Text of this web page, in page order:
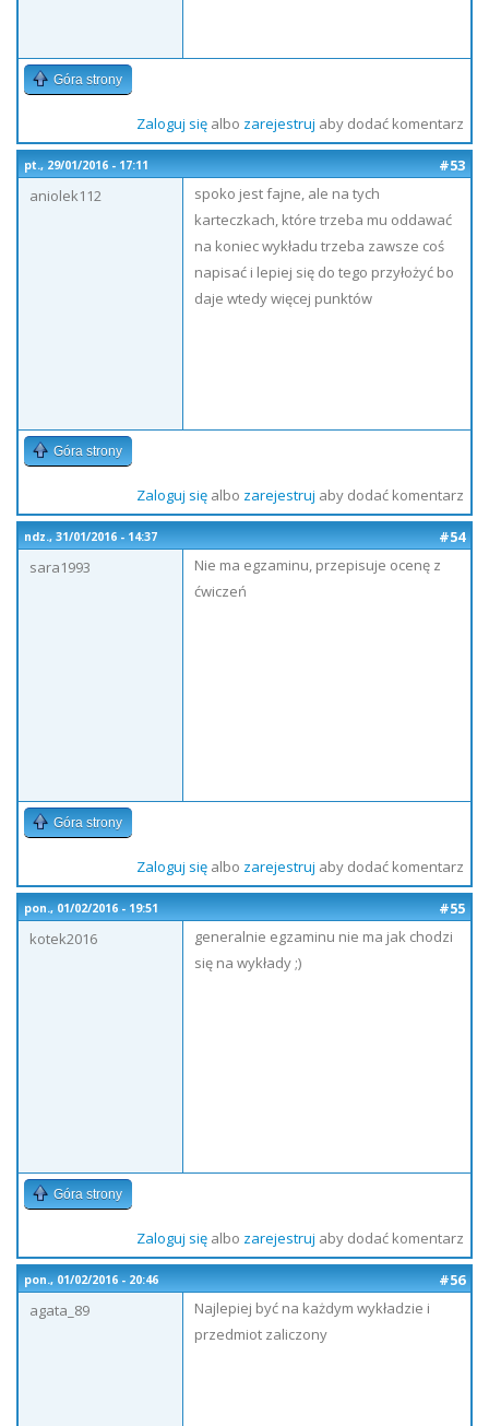
Góra strony
Zaloguj sięalbo zarejestruj aby dodać komentarz
pt., 29/01/2016 - 17:11
#53
aniolek112
spoko jest fajne, ale na tych
karteczkach, które trzeba mu oddawać
na koniec wykładu trzeba zawsze coś
napisać i lepiej się do tego przyłożyć bo
daje wtedy więcej punktów
Góra strony
Zaloguj sięalbo zarejestruj aby dodać komentarz
ndz., 31/01/2016 - 14:37
#54
sara1993
Nie ma egzaminu, przepisuje ocenę z
ćwiczeń
Góra strony
Zaloguj sięalbo zarejestruj aby dodać komentarz
pon., 01/02/2016 - 19:51
#55
kotek2016
generalnie egzaminu nie ma jak chodzi
się na wykłady ;)
Góra strony
Zaloguj sięalbo zarejestruj aby dodać komentarz
pon., 01/02/2016 - 20:46
#56
agata_89
Najlepiej być na każdym wykładzie i
przedmiot zaliczony